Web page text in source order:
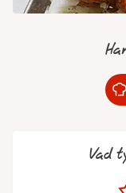
Vad